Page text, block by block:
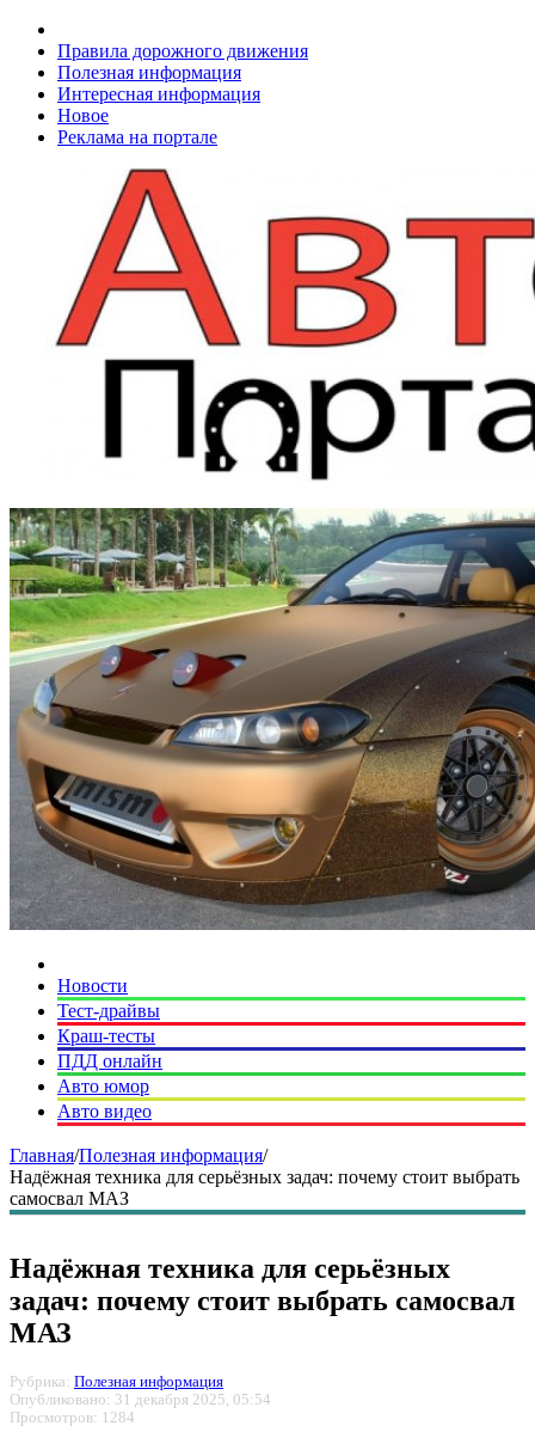
Правила дорожного движения
Полезная информация
Интересная информация
Новое
Реклама на портале
Новости
Тест-драйвы
Краш-тесты
ПДД онлайн
Авто юмор
Авто видео
Главная/Полезная информация/
Надёжная техника для серьёзных задач: почему стоит выбрать
самосвал МАЗ
Надёжная техника для серьёзных
задач: почему стоит выбрать самосвал
МАЗ
Рубрика: Полезная информация
Опубликовано: 31 декабря 2025, 05:54
Просмотров: 1284